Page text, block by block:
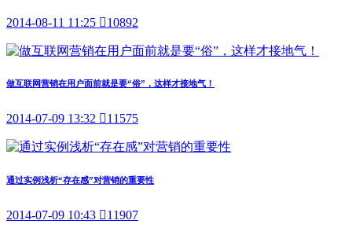
2014-08-11 11:25 10892
做互联网营销在用户面前就是要“俗”，这样才接地气！
2014-07-09 13:32 11575
通过实例浅析“存在感”对营销的重要性
2014-07-09 10:43 11907